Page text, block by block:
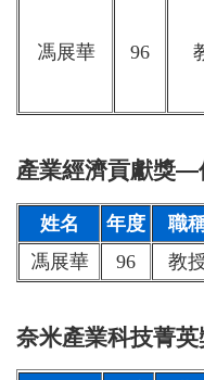
馮展華 96
產業經濟貢獻獎—
姓名 年度 職
馮展華
96 教
奈米產業科技菁